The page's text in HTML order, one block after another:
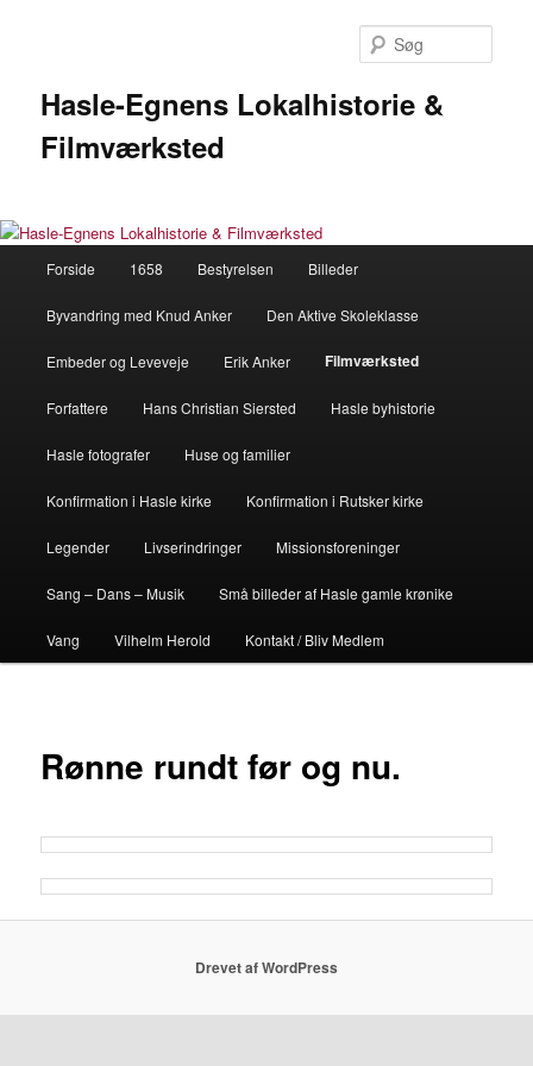
Hasle-Egnens Lokalhistorie &
Filmværksted
Forside 1658 Bestyrelsen Billeder
Byvandring med Knud Anker Den Aktive Skoleklasse
Embeder og Leveveje Erik Anker Filmværksted
Forfattere Hans Christian Siersted Hasle byhistorie
Hasle fotografer Huse og familier
Konfirmation i Hasle kirke Konfirmation i Rutsker kirke
Legender Livserindringer Missionsforeninger
Sang – Dans – Musik Små billeder af Hasle gamle krønike
Vang Vilhelm Herold Kontakt / Bliv Medlem
Rønne rundt før og nu.
Drevet af WordPress